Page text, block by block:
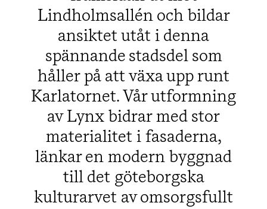
Lindholmsallén och bildar
ansiktet utåt i denna
spännande stadsdel som
håller på att växa upp runt
Karlatornet. Vår utformning
av Lynx bidrar med stor
materialitet i fasaderna,
länkar en modern byggnad
till det göteborgska
kulturarvet av omsorgsfullt